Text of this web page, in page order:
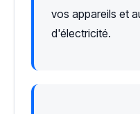
vos appareils et
d'électricité.